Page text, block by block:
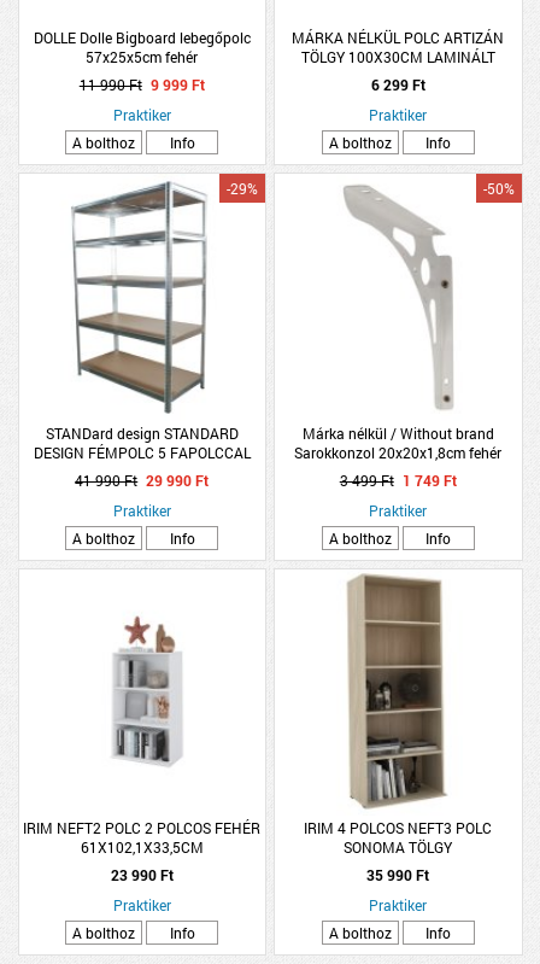
DOLLE Dolle Bigboard lebegőpolc
57x25x5cm fehér
11 990 Ft 9 999 Ft
Praktiker
A bolthoz
Info
MÁRKA NÉLKÜL POLC ARTIZÁN
TÖLGY 100X30CM LAMINÁLT
6 299 Ft
Praktiker
A bolthoz
Info
STANDard design STANDARD
DESIGN FÉMPOLC 5 FAPOLCCAL
HORGANYZ. 180X120X60 CM
TEHERBÍRÁS:275 KG/POLC,
ÖSSZTEHERBÍRÁS: 1375 KG
-29%
41 990 Ft 29 990 Ft
Praktiker
A bolthoz
Info
Márka nélkül / Without brand
Sarokkonzol 20x20x1,8cm fehér
univerzális fém
-50%
3 499 Ft 1 749 Ft
Praktiker
A bolthoz
Info
IRIM NEFT2 POLC 2 POLCOS FEHÉR
61X102,1X33,5CM
23 990 Ft
Praktiker
A bolthoz
Info
IRIM 4 POLCOS NEFT3 POLC
SONOMA TÖLGY
35 990 Ft
Praktiker
A bolthoz
Info